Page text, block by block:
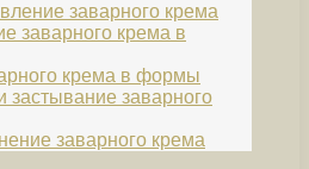
заварного крема
заварного крема в
крема в формы
застывание заварного
заварного крема